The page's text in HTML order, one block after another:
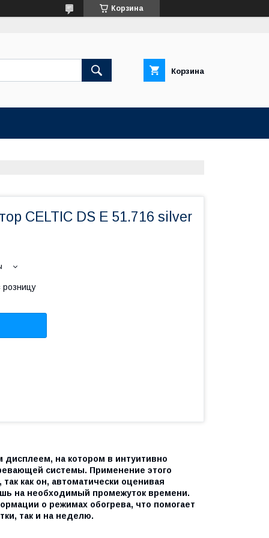
Корзина
Корзина
CELTIC DS E 51.716 silver
розницу
на котором в интуитивно
системы. Применение этого
как он, автоматически оценивая
на необходимый промежуток времени.
о режимах обогрева, что помогает
так и на неделю.